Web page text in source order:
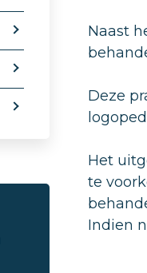
Naast
Deze
Het
te
Indien